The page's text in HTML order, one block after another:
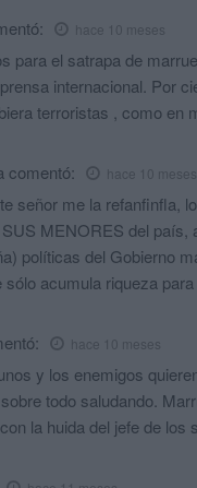
hace 10 meses
para el satrapa de
internacional. Por
terroristas , como en
comentó: hace 10 meses
señor me la refanfinfla,
MENORES del
políticas del Gobierno
sólo acumula riqueza
hace 10 meses
y los enemigos
todo saludando.
la huida del jefe de